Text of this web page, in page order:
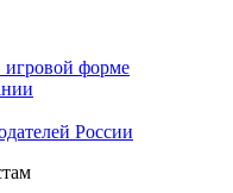
форме
России